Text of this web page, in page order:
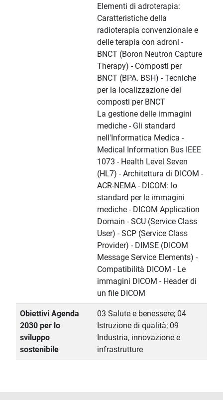
Elementi di adroterapia:
Caratteristiche della
radioterapia convenzionale e
delle terapia con adroni -
BNCT (Boron Neutron Capture
Therapy) - Composti per
BNCT (BPA. BSH) - Tecniche
per la localizzazione dei
composti per BNCT
La gestione delle immagini
mediche - Gli standard
nell'Informatica Medica -
Medical Information Bus IEEE
1073 - Health Level Seven
(HL7) - Architettura di DICOM -
ACR-NEMA - DICOM: lo
standard per le immagini
mediche - DICOM Application
Domain - SCU (Service Class
User) - SCP (Service Class
Provider) - DIMSE (DICOM
Message Service Elements) -
Compatibilità DICOM - Le
immagini DICOM - Header di
un file DICOM
Obiettivi Agenda
2030 per lo
sviluppo
sostenibile
03 Salute e benessere; 04
Istruzione di qualità; 09
Industria, innovazione e
infrastrutture